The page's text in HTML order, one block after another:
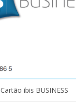
Cartão ibis BUSINESS